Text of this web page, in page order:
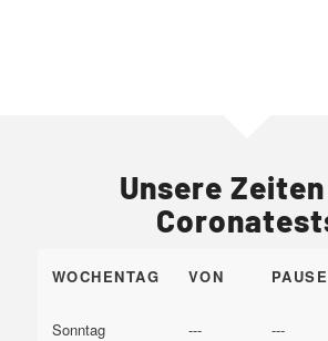
Unsere
WOCHENTAG VON PAUSE
Sonntag --- ---